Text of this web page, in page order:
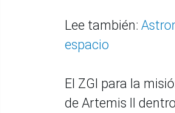
Lee también:
espacio
El ZGI para la
de Artemis II